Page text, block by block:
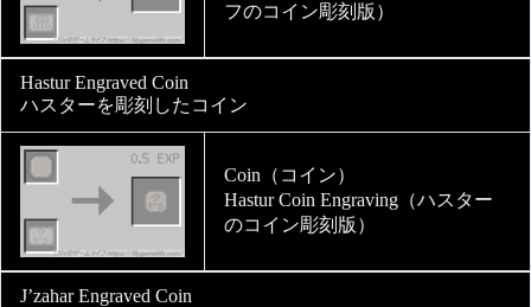
フのコイン彫刻版）
Hastur Engraved Coin
ハスターを彫刻したコイン
Coin（コイン）
Hastur Coin Engraving（ハスター
のコイン彫刻版）
J’zahar Engraved Coin